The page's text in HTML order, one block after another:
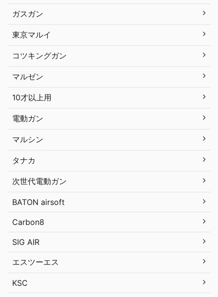
ガスガン
東京マルイ
コツキングガン
マルゼン
10才以上用
電動ガン
マルシン
タナカ
次世代電動ガン
BATON airsoft
Carbon8
SIG AIR
エスツーエス
KSC